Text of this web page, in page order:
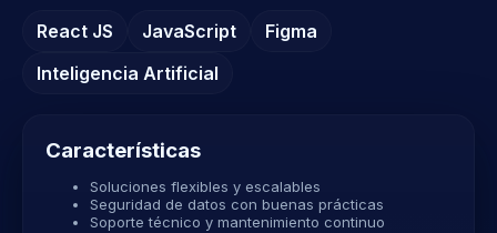
React JS JavaScript
Figma
Inteligencia Artificial
Características
Soluciones flexibles y escalables
Seguridad de datos con buenas prácticas
Soporte técnico y mantenimiento continuo